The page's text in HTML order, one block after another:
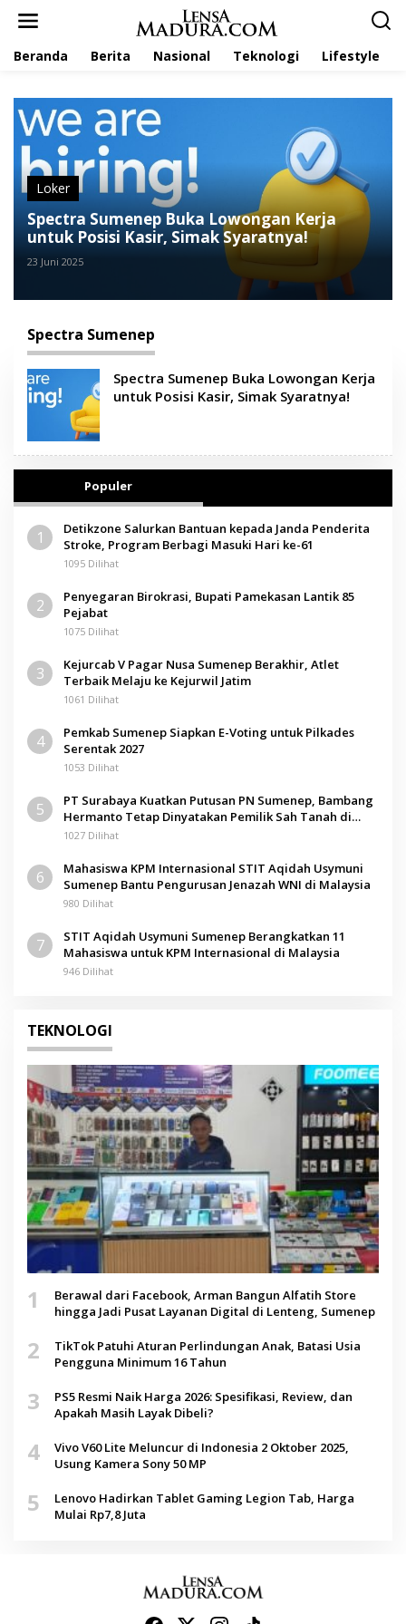
Beranda Berita Nasional Teknologi Lifestyle
Loker
Spectra Sumenep Buka Lowongan Kerja
untuk Posisi Kasir, Simak Syaratnya!
23 Juni 2025
Spectra Sumenep
Spectra Sumenep Buka Lowongan Kerja
untuk Posisi Kasir, Simak Syaratnya!
Populer
1
Detikzone Salurkan Bantuan kepada Janda Penderita
Stroke, Program Berbagi Masuki Hari ke-61
1095 Dilihat
2
Penyegaran Birokrasi, Bupati Pamekasan Lantik 85
Pejabat
1075 Dilihat
3
Kejurcab V Pagar Nusa Sumenep Berakhir, Atlet
Terbaik Melaju ke Kejurwil Jatim
1061 Dilihat
4
Pemkab Sumenep Siapkan E-Voting untuk Pilkades
Serentak 2027
1053 Dilihat
5
PT Surabaya Kuatkan Putusan PN Sumenep, Bambang
Hermanto Tetap Dinyatakan Pemilik Sah Tanah di
Pamolokan
1027 Dilihat
6
Mahasiswa KPM Internasional STIT Aqidah Usymuni
Sumenep Bantu Pengurusan Jenazah WNI di Malaysia
980 Dilihat
7
STIT Aqidah Usymuni Sumenep Berangkatkan 11
Mahasiswa untuk KPM Internasional di Malaysia
946 Dilihat
TEKNOLOGI
1
Berawal dari Facebook, Arman Bangun Alfatih Store
hingga Jadi Pusat Layanan Digital di Lenteng, Sumenep
2
TikTok Patuhi Aturan Perlindungan Anak, Batasi Usia
Pengguna Minimum 16 Tahun
3
PS5 Resmi Naik Harga 2026: Spesifikasi, Review, dan
Apakah Masih Layak Dibeli?
4
Vivo V60 Lite Meluncur di Indonesia 2 Oktober 2025,
Usung Kamera Sony 50 MP
5
Lenovo Hadirkan Tablet Gaming Legion Tab, Harga
Mulai Rp7,8 Juta